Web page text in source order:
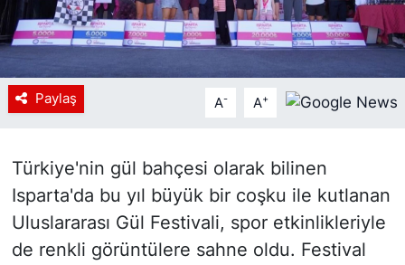
Paylaş A- A+
Türkiye'nin gül bahçesi olarak bilinen
Isparta'da bu yıl büyük bir coşku ile kutlanan
Uluslararası Gül Festivali, spor etkinlikleriyle
de renkli görüntülere sahne oldu. Festival
Tanıtım